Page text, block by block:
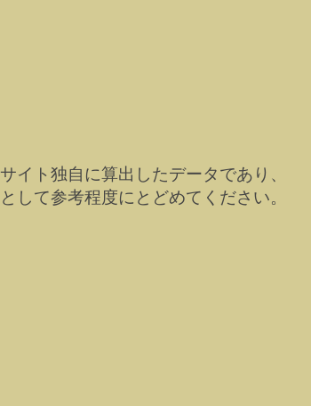
イト独自に算出したデータであり、
して参考程度にとどめてください。